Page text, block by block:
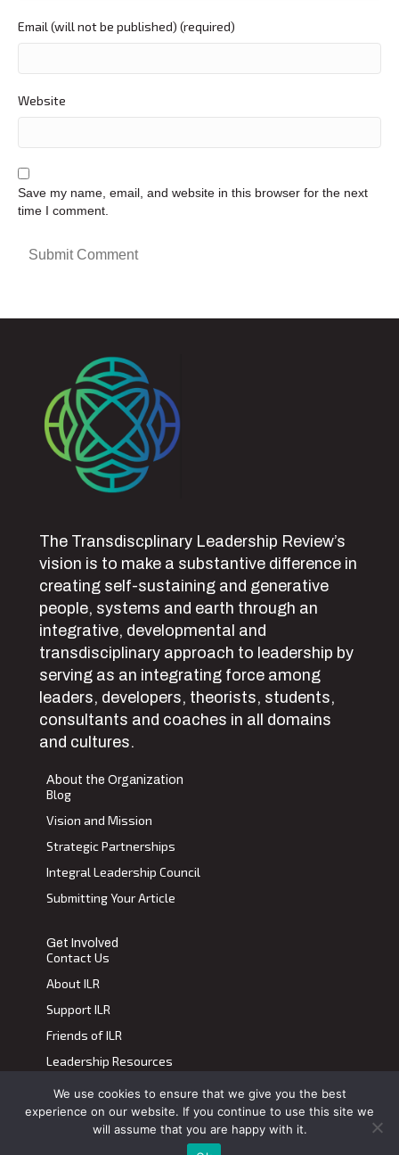
Email (will not be published) (required)
Website
Save my name, email, and website in this browser for the next
time I comment.
The Transdiscplinary Leadership Review’s
vision is to make a substantive difference in
creating self-sustaining and generative
people, systems and earth through an
integrative, developmental and
transdisciplinary approach to leadership by
serving as an integrating force among
leaders, developers, theorists, students,
consultants and coaches in all domains
and cultures.
About the Organization
Blog
Vision and Mission
Strategic Partnerships
Integral Leadership Council
Submitting Your Article
Get Involved
Contact Us
About ILR
Support ILR
Friends of ILR
Leadership Resources
Terms of Use |Privacy Policy
Transdiscplinary Leadership Review, All Rights Reserved 2023
We use cookies to ensure that we give you the best
experience on our website. If you continue to use this site we
will assume that you are happy with it.